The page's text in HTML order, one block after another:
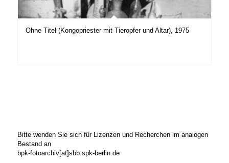
Ohne Titel (Kongopriester mit Tieropfer und Altar), 1975
Bitte wenden Sie sich für Lizenzen und Recherchen im analogen
Bestand an
bpk-fotoarchiv[at]sbb.spk-berlin.de